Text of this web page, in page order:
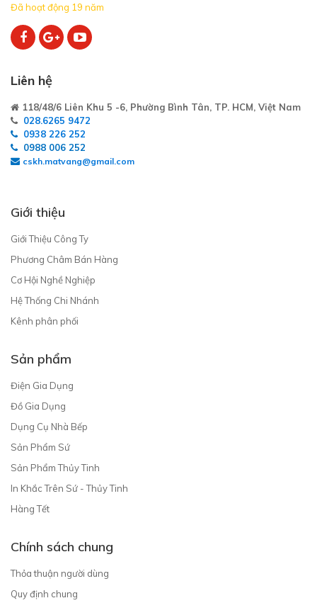
Đã hoạt động 19 năm
Liên hệ
118/48/6 Liên Khu 5 -6, Phường Bình Tân, TP. HCM, Việt Nam
028.6265 9472
0938 226 252
0988 006 252
cskh.matvang@gmail.com
Giới thiệu
Giới Thiệu Công Ty
Phương Châm Bán Hàng
Cơ Hội Nghề Nghiệp
Hệ Thống Chi Nhánh
Kênh phân phối
Sản phẩm
Điện Gia Dụng
Đồ Gia Dụng
Dụng Cụ Nhà Bếp
Sản Phẩm Sứ
Sản Phẩm Thủy Tinh
In Khắc Trên Sứ - Thủy Tinh
Hàng Tết
Chính sách chung
Thỏa thuận người dùng
Quy định chung